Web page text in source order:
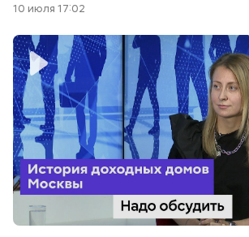
10 июля 17:02